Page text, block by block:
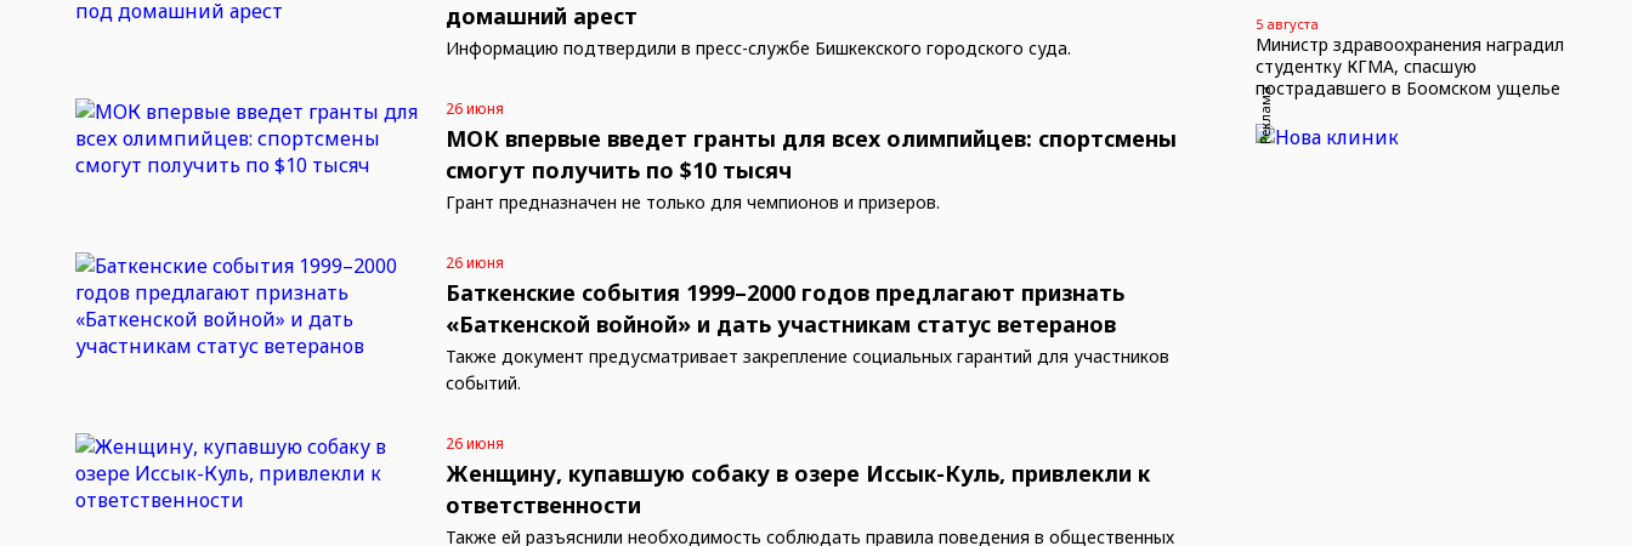
домашний арест
Информацию подтвердили в пресс-службе Бишкекского городского суда.
26 июня
МОК впервые введет гранты для всех олимпийцев: спортсмены
смогут получить по $10 тысяч
Грант предназначен не только для чемпионов и призеров.
26 июня
Баткенские события 1999–2000 годов предлагают признать
«Баткенской войной» и дать участникам статус ветеранов
Также документ предусматривает закрепление социальных гарантий для участников
событий.
26 июня
Женщину, купавшую собаку в озере Иссык-Куль, привлекли к
ответственности
Также ей разъяснили необходимость соблюдать правила поведения в общественных
5 августа
Министр здравоохранения наградил
студентку КГМА, спасшую
пострадавшего в Боомском ущелье
Реклама